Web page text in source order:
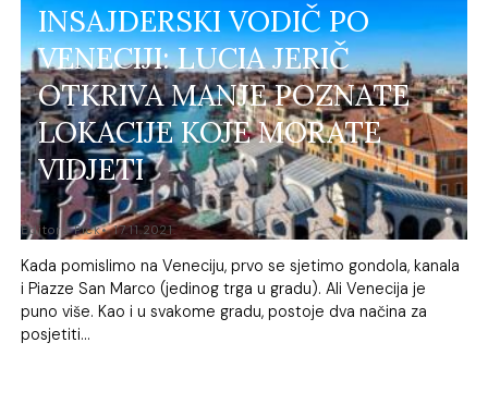
INSAJDERSKI VODIČ PO
VENECIJI: LUCIA JERIČ
OTKRIVA MANJE POZNATE
LOKACIJE KOJE MORATE
VIDJETI
Editors Pick 17.11.2021.
Kada pomislimo na Veneciju, prvo se sjetimo gondola, kanala
i Piazze San Marco (jedinog trga u gradu). Ali Venecija je
puno više. Kao i u svakome gradu, postoje dva načina za
posjetiti...